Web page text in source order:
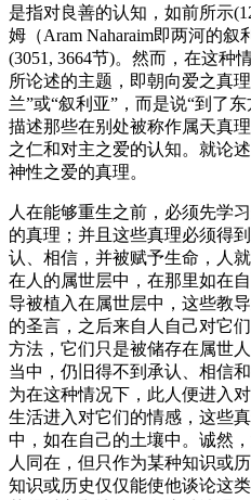
是指对良善的认知，如前所示
姆（Aram Naharaim即两河的叙
(3051, 3664节)。然而，在这种
所论述的主题，即朝向爱之真
兰”或“叙利亚”，而是说“到了
描述那些在别处被称作属天真
之仁和对主之爱的认知。就论
神性之爱的真理。
人在能够重生之前，必须先学
的真理；并且这些真理必须得
认、相信，并被赋予生命，人
在人的属世层中，在那里如在
导被植入在属世层中，这些教
的圣言，之后来自人自己对它
方法，它们只是被储存在属世
当中，仍旧得不到承认、相信
为在这种情况下，此人便进入
生活进入对它们的情感，这些
中，如在自己的土壤中。诚然
人同在，但只作为某种知识或
知识或历史仅仅能使他谈论这